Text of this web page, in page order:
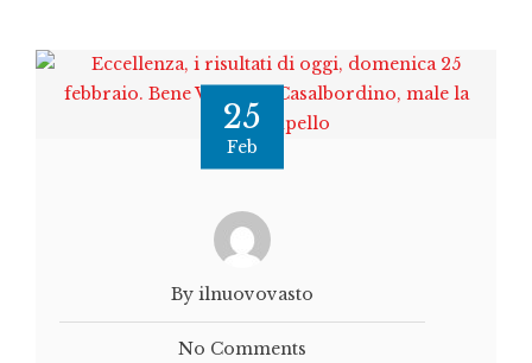
25
Feb
By ilnuovovasto
No Comments